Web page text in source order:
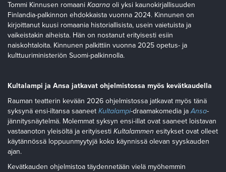
Tommi Kinnusen romaani Kaarna oli yksi kaunokirjallisuuden
Finlandia-palkinnon ehdokkaista vuonna 2024. Kinnunen on
kirjoittanut kuusi romaania historiallisista, usein vaietuista ja
vaikeistakin aiheista. Hän on nostanut erityisesti esiin
naiskohtaloita. Kinnunen palkittiin vuonna 2025 opetus- ja
kulttuuriministeriön Suomi-palkinnolla.
Kultalampi ja Ansa jatkavat ohjelmistossa myös kevätkaudella
Rauman teatterin kevään 2026 ohjelmistossa jatkavat myös tänä
syksynä ensi-iltansa saaneet Kultalampi-draamakomedia jaAnsa-
jännitysnäytelmä. Molemmat syksyn ensi-illat ovat saaneet loistavan
vastaanoton yleisöltä ja erityisesti Kultalammen esitykset ovat olleet
käytännössä loppuunmyytyjä koko käynnissä olevan syyskauden
ajan.
Kevätkauden ohjelmistoa täydennetään vielä myöhemmin